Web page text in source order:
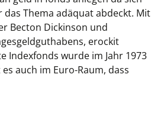
Thema adäquat abdeckt. Mit
Becton Dickinson und
erockit
Indexfonds wurde im Jahr 1973
auch im Euro-Raum, dass